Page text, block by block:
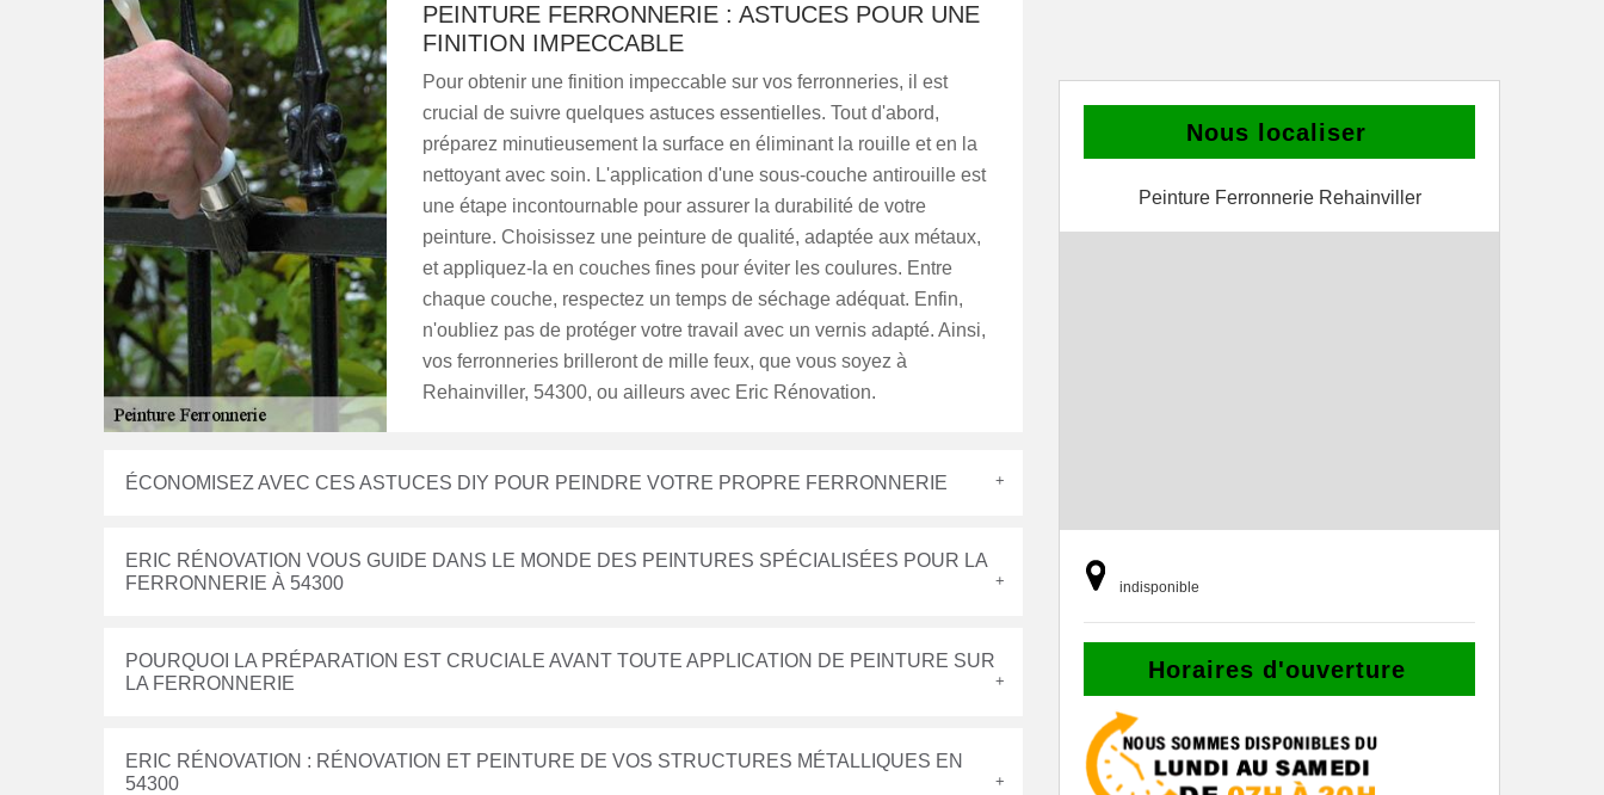
PEINTURE FERRONNERIE : ASTUCES POUR UNE
FINITION IMPECCABLE
Pour obtenir une finition impeccable sur vos ferronneries, il est
crucial de suivre quelques astuces essentielles. Tout d'abord,
préparez minutieusement la surface en éliminant la rouille et en la
nettoyant avec soin. L'application d'une sous-couche antirouille est
une étape incontournable pour assurer la durabilité de votre
peinture. Choisissez une peinture de qualité, adaptée aux métaux,
et appliquez-la en couches fines pour éviter les coulures. Entre
chaque couche, respectez un temps de séchage adéquat. Enfin,
n'oubliez pas de protéger votre travail avec un vernis adapté. Ainsi,
vos ferronneries brilleront de mille feux, que vous soyez à
Rehainviller, 54300, ou ailleurs avec Eric Rénovation.
ÉCONOMISEZ AVEC CES ASTUCES DIY POUR PEINDRE VOTRE PROPRE FERRONNERIE
ERIC RÉNOVATION VOUS GUIDE DANS LE MONDE DES PEINTURES SPÉCIALISÉES POUR LA
FERRONNERIE À 54300
POURQUOI LA PRÉPARATION EST CRUCIALE AVANT TOUTE APPLICATION DE PEINTURE SUR
LA FERRONNERIE
ERIC RÉNOVATION : RÉNOVATION ET PEINTURE DE VOS STRUCTURES MÉTALLIQUES EN
54300
Nous localiser
Peinture Ferronnerie Rehainviller
indisponible
Horaires d'ouverture